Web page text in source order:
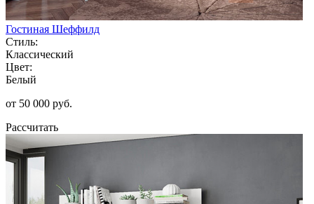
Гостиная Шеффилд
Стиль:
Классический
Цвет:
Белый
от 50 000 руб.
Рассчитать